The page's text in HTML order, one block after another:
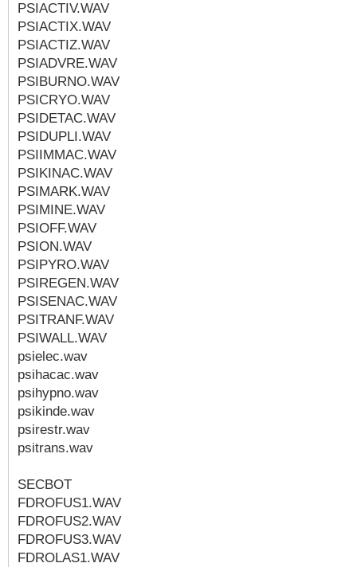
PSIACTIV.WAV
PSIACTIX.WAV
PSIACTIZ.WAV
PSIADVRE.WAV
PSIBURNO.WAV
PSICRYO.WAV
PSIDETAC.WAV
PSIDUPLI.WAV
PSIIMMAC.WAV
PSIKINAC.WAV
PSIMARK.WAV
PSIMINE.WAV
PSIOFF.WAV
PSION.WAV
PSIPYRO.WAV
PSIREGEN.WAV
PSISENAC.WAV
PSITRANF.WAV
PSIWALL.WAV
psielec.wav
psihacac.wav
psihypno.wav
psikinde.wav
psirestr.wav
psitrans.wav
SECBOT
FDROFUS1.WAV
FDROFUS2.WAV
FDROFUS3.WAV
FDROLAS1.WAV